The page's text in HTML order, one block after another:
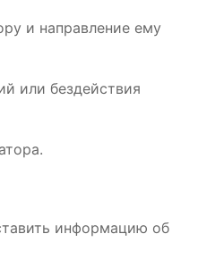
и направление ему
или бездействия
информацию об